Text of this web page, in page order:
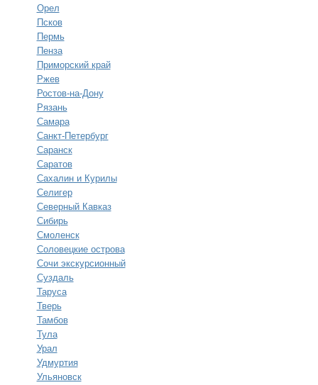
Орел
Псков
Пермь
Пенза
Приморский край
Ржев
Ростов-на-Дону
Рязань
Самара
Санкт-Петербург
Саранск
Саратов
Сахалин и Курилы
Селигер
Северный Кавказ
Сибирь
Смоленск
Соловецкие острова
Сочи экскурсионный
Суздаль
Таруса
Тверь
Тамбов
Тула
Урал
Удмуртия
Ульяновск